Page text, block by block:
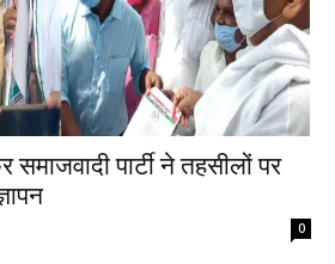
समाजवादी पार्टी ने तहसीलों पर
0